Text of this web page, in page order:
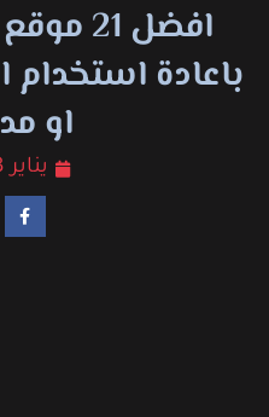
افضل
باعادة
او
يناير 23, 2018